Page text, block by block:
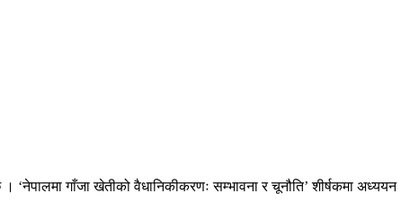
गाँजा खेतीको वैधानिकीकरणः सम्भावना र चूनौति’ शीर्षकमा अध्ययन